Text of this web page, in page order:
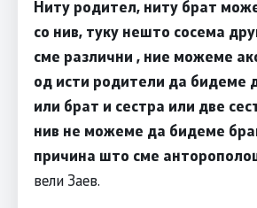
Ниту родител, ниту брат
со нив, туку нешто сосема
сме различни , ние можеме
од исти родители да бидеме
или брат и сестра или две
нив не можеме да бидеме
причина што сме
вели Заев.